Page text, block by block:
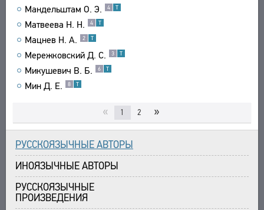
Мандельштам О. Э. 4 Т
Матвеева Н. Н. 4 Т
Мацнев Н. А. 2 Т
Мережковский Д. С. 3 Т
Микушевич В. Б. 6 Т
Мин Д. Е. 8 Т
« 1 2 »
РУССКОЯЗЫЧНЫЕ АВТОРЫ
ИНОЯЗЫЧНЫЕ АВТОРЫ
РУССКОЯЗЫЧНЫЕ
ПРОИЗВЕДЕНИЯ